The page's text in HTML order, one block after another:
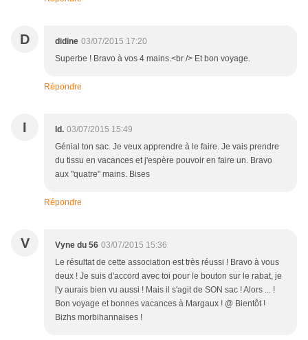
D didine 03/07/2015 17:20
Superbe ! Bravo à vos 4 mains.<br /> Et bon voyage.
Répondre
I Id. 03/07/2015 15:49
Génial ton sac. Je veux apprendre à le faire. Je vais prendre
du tissu en vacances et j'espère pouvoir en faire un. Bravo
aux "quatre" mains. Bises
Répondre
V Vyne du 56 03/07/2015 15:36
Le résultat de cette association est très réussi ! Bravo à vous
deux ! Je suis d'accord avec toi pour le bouton sur le rabat, je
l'y aurais bien vu aussi ! Mais il s'agit de SON sac ! Alors ... !
Bon voyage et bonnes vacances à Margaux ! @ Bientôt !
Bizhs morbihannaises !